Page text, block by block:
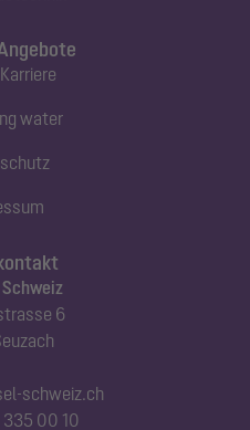
Schweiz
6
schweiz.ch
335 00 10
water